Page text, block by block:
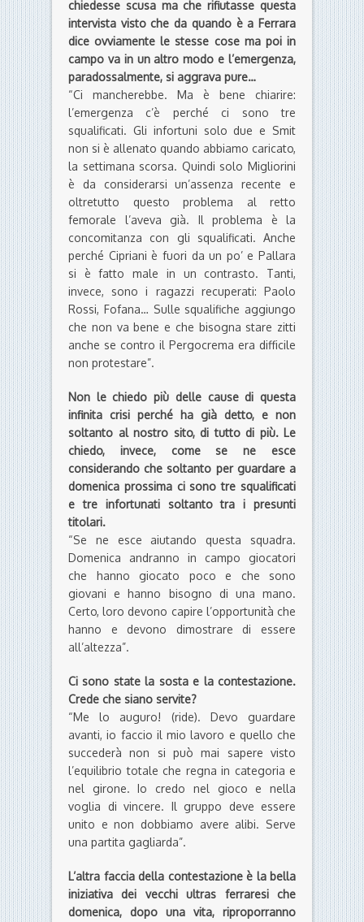
chiedesse scusa ma che rifiutasse questa
intervista visto che da quando è a Ferrara
dice ovviamente le stesse cose ma poi in
campo va in un altro modo e l’emergenza,
paradossalmente, si aggrava pure…
“Ci mancherebbe. Ma è bene chiarire:
l’emergenza c’è perché ci sono tre
squalificati. Gli infortuni solo due e Smit
non si è allenato quando abbiamo caricato,
la settimana scorsa. Quindi solo Migliorini
è da considerarsi un’assenza recente e
oltretutto questo problema al retto
femorale l’aveva già. Il problema è la
concomitanza con gli squalificati. Anche
perché Cipriani è fuori da un po’ e Pallara
si è fatto male in un contrasto. Tanti,
invece, sono i ragazzi recuperati: Paolo
Rossi, Fofana… Sulle squalifiche aggiungo
che non va bene e che bisogna stare zitti
anche se contro il Pergocrema era difficile
non protestare”.
Non le chiedo più delle cause di questa
infinita crisi perché ha già detto, e non
soltanto al nostro sito, di tutto di più. Le
chiedo, invece, come se ne esce
considerando che soltanto per guardare a
domenica prossima ci sono tre squalificati
e tre infortunati soltanto tra i presunti
titolari.
“Se ne esce aiutando questa squadra.
Domenica andranno in campo giocatori
che hanno giocato poco e che sono
giovani e hanno bisogno di una mano.
Certo, loro devono capire l’opportunità che
hanno e devono dimostrare di essere
all’altezza”.
Ci sono state la sosta e la contestazione.
Crede che siano servite?
“Me lo auguro! (ride). Devo guardare
avanti, io faccio il mio lavoro e quello che
succederà non si può mai sapere visto
l’equilibrio totale che regna in categoria e
nel girone. Io credo nel gioco e nella
voglia di vincere. Il gruppo deve essere
unito e non dobbiamo avere alibi. Serve
una partita gagliarda”.
L’altra faccia della contestazione è la bella
iniziativa dei vecchi ultras ferraresi che
domenica, dopo una vita, riproporranno